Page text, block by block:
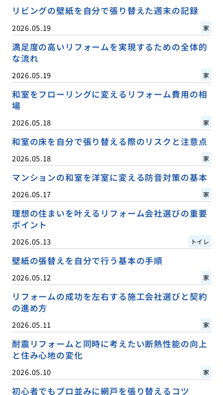
リビングの壁紙を自分で張り替えた週末の記録
2026.05.19 家
満足度の高いリフォームを実現するための全体的
な流れ
2026.05.19 家
和室をフローリングに変えるリフォーム費用の相
場
2026.05.18 家
和室の床を自分で張り替える際のリスクと注意点
2026.05.18 家
マンションの和室を洋室に変える防音対策の基本
2026.05.17 家
理想の住まいを叶えるリフォーム会社選びの重要
ポイント
2026.05.13 トイレ
壁紙の張替えを自分で行う基本の手順
2026.05.12 家
リフォームの成功を左右する施工会社選びと契約
の進め方
2026.05.11 家
耐震リフォームと同時に考えたい断熱性能の向上
と住み心地の変化
2026.05.10 家
初心者でもプロ並みに網戸を張り替えるコツ